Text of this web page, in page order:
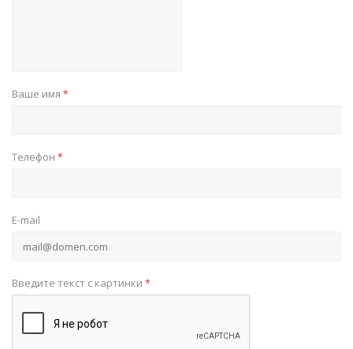
Ваше имя *
Телефон *
E-mail
Введите текст с картинки *